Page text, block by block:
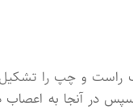
راست و چپ را
سپس در آنجا به